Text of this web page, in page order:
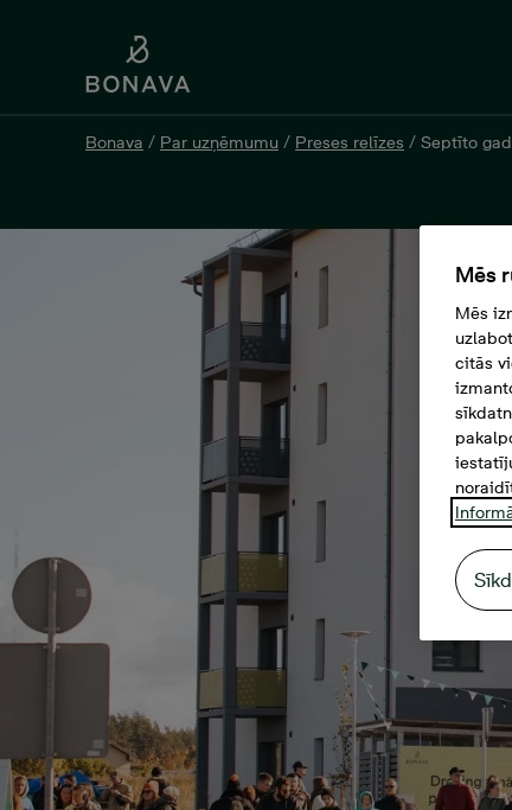
Bonava / Par uzņēmumu / Preses relīzes / Septīto
Mēs
Mēs
citās